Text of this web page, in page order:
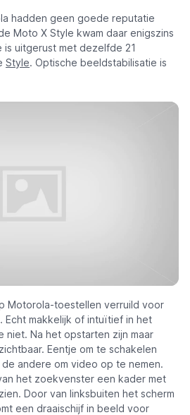
hadden geen goede reputatie
Moto X Style kwam daar enigszins
is uitgerust met dezelfde 21
Style. Optische beeldstabilisatie is
Motorola-toestellen verruild voor
Echt makkelijk of intuïtief in het
niet. Na het opstarten zijn maar
Eentje om te schakelen
andere om video op te nemen.
het zoekvenster een kader met
Door van linksbuiten het scherm
een draaischijf in beeld voor